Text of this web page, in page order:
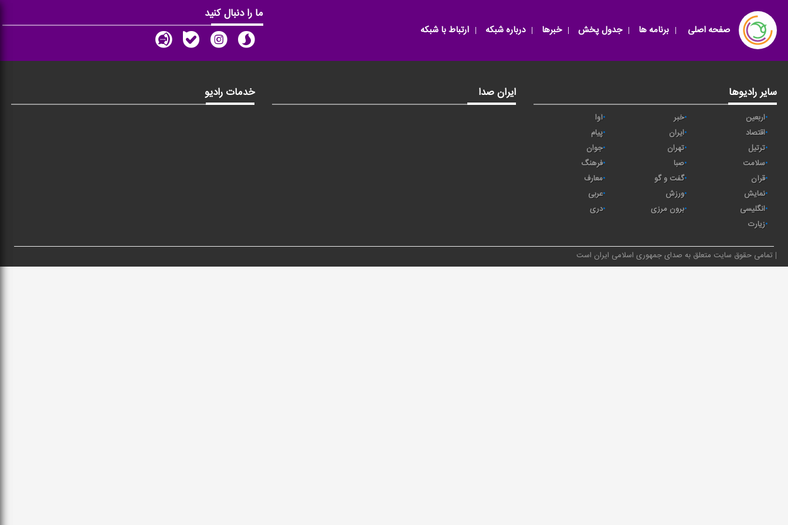
صفحه اصلی برنامه ها جدول پخش خبرها درباره شبکه ارتباط با شبکه
ما را دنبال کنید
سایر رادیوها
اربعین خبر
آوا
اقتصاد
ايران
پیام
ترتیل
تهران
جوان
سلامت
صبا
فرهنگ
قرآن
گفت و گو
معارف
نمایش
ورزش
عربی
انگلیسی
برون مرزی
دری
زیارت
ایران صدا خدمات رادیو
تمامی حقوق سایت متعلق به صدای جمهوری اسلامی ایران است